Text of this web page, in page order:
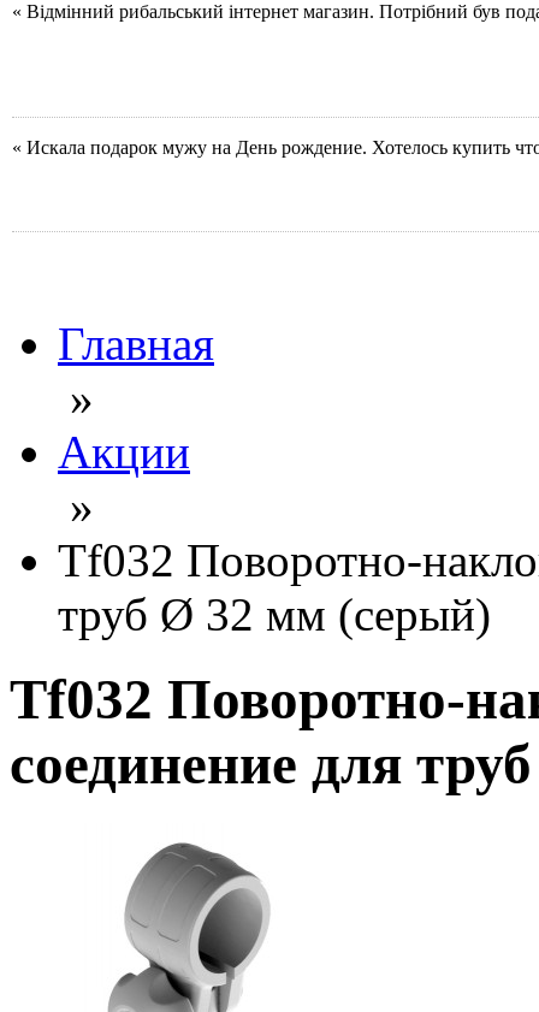
« Відмінний рибальський інтернет магазин. Потрібний був
« Искала подарок мужу на День рождение. Хотелось купить
Главная
»
Акции
»
Tf032 Поворотно-
труб Ø 32 мм (серый)
Tf032 Поворотно-
соединение для